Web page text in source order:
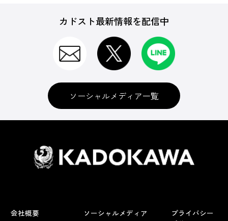
カドスト最新情報を配信中
ソーシャルメディア一覧
会社概要 ソーシャルメディア
プライバシー